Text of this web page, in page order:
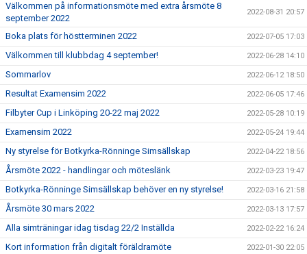
Välkommen på informationsmöte med extra årsmöte 8
september 2022
2022-08-31 20:57
Boka plats för höstterminen 2022 2022-07-05 17:03
Välkommen till klubbdag 4 september! 2022-06-28 14:10
Sommarlov 2022-06-12 18:50
Resultat Examensim 2022 2022-06-05 17:46
Filbyter Cup i Linköping 20-22 maj 2022 2022-05-28 10:19
Examensim 2022 2022-05-24 19:44
Ny styrelse för Botkyrka-Rönninge Simsällskap 2022-04-22 18:56
Årsmöte 2022 - handlingar och möteslänk 2022-03-23 19:47
Botkyrka-Rönninge Simsällskap behöver en ny styrelse! 2022-03-16 21:58
Årsmöte 30 mars 2022 2022-03-13 17:57
Alla simträningar idag tisdag 22/2 Inställda 2022-02-22 16:24
Kort information från digitalt föräldramöte 2022-01-30 22:05